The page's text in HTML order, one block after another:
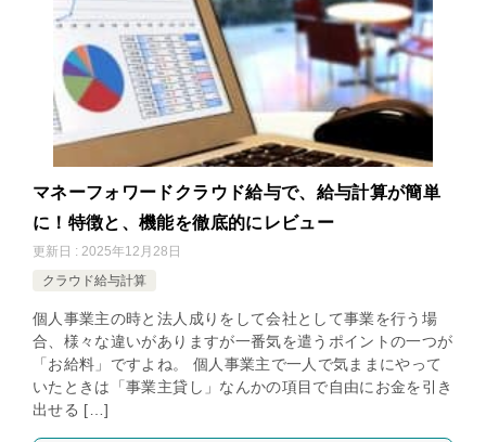
マネーフォワードクラウド給与で、給与計算が簡単
に！特徴と、機能を徹底的にレビュー
更新日 : 2025年12月28日
クラウド給与計算
個人事業主の時と法人成りをして会社として事業を行う場
合、様々な違いがありますが一番気を遣うポイントの一つが
「お給料」ですよね。 個人事業主で一人で気ままにやって
いたときは「事業主貸し」なんかの項目で自由にお金を引き
出せる […]